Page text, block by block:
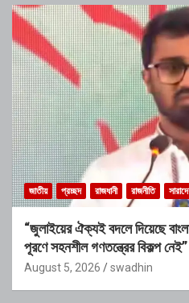
জাতীয় প্রচ্ছদ রাজধানী রাজনীতি
“জুলাইয়ের ঐক্যই বদলে দিয়েছে
পূরণে সহনশীল গণতন্ত্রের বিকল্প
August 5, 2026 swadhin